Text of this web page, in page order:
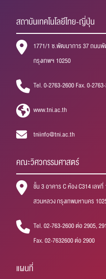
สถาบันเทคโนโลยีไทย-ญี่ปุ่น
1771/1 ซ.พัฒนาการ 37 ถนนพั
กรุงเทพฯ 10250
Tel. 0-2763-2600 Fax. 0-
www.tni.ac.th
tniinfo@tni.ac.th
คณะวิศวกรรมศาสตร์
ชั้น 3 อาคาร C ห้อง C314 เล
สวนหลวง กรุงเทพมหานคร
Tel. 02-763-2600 ต่อ 2905,
Fax. 02-7632600 ต่อ 2900
แผนที่